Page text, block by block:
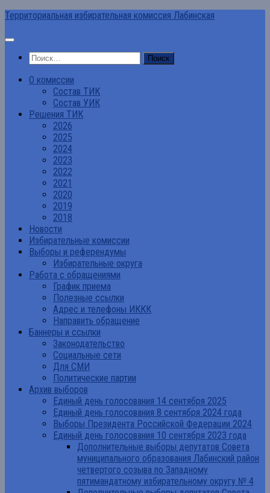
Перейти
содержимому
Территориальная избирательная комиссия Лабинская
Найти:
О комиссии
Состав ТИК
Состав УИК
Решения ТИК
2026
2025
2024
2023
2022
2021
2020
2019
2018
Новости
Избирательные комиссии
Выборы и референдумы
Избирательные округа
Работа с обращениями
График приема
Полезные ссылки
Адрес и телефоны ИККК
Направить обращение
Баннеры и ссылки
Законодательство
Социальные сети
Для СМИ
Политические партии
Архив выборов
Единый день голосования 14 сентября 2025
Единый день голосования 8 сентября 2024 года
Выборы Президента Российской Федерации 2024
Единый день голосования 10 сентября 2023 года
Дополнительные выборы депутатов Совета
муниципального образования Лабинский район
четвертого созыва по Западному
пятимандатному избирательному округу № 4